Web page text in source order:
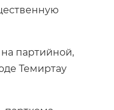
на партийной,
Темиртау